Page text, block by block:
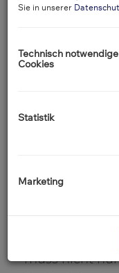
Sie, warum
fürs Ganze“
genauer und
um den Preis
Verkäufer
muss nicht
Sie in unserer
Technisch notwendige
Cookies
Statistik
Marketing